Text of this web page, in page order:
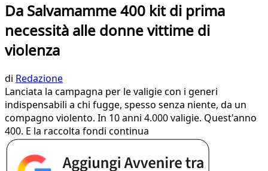
Da Salvamamme 400 kit di prima
necessità alle donne vittime di
violenza
di Redazione
Lanciata la campagna per le valigie con i generi
indispensabili a chi fugge, spesso senza niente, da un
compagno violento. In 10 anni 4.000 valigie. Quest'anno
400. E la raccolta fondi continua